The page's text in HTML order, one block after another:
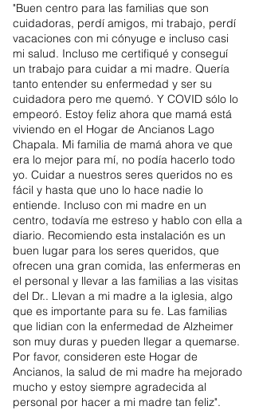
"Buen centro para las familias que son
cuidadoras, perdí amigos, mi trabajo, perdí
vacaciones con mi cónyuge e incluso casi
mi salud. Incluso me certifiqué y conseguí
un trabajo para cuidar a mi madre. Quería
tanto entender su enfermedad y ser su
cuidadora pero me quemó. Y COVID sólo lo
empeoró. Estoy feliz ahora que mamá está
viviendo en el Hogar de Ancianos Lago
Chapala. Mi familia de mamá ahora ve que
era lo mejor para mí, no podía hacerlo todo
yo. Cuidar a nuestros seres queridos no es
fácil y hasta que uno lo hace nadie lo
entiende. Incluso con mi madre en un
centro, todavía me estreso y hablo con ella a
diario. Recomiendo esta instalación es un
buen lugar para los seres queridos, que
ofrecen una gran comida, las enfermeras en
el personal y llevar a las familias a las visitas
del Dr.. Llevan a mi madre a la iglesia, algo
que es importante para su fe. Las familias
que lidian con la enfermedad de Alzheimer
son muy duras y pueden llegar a quemarse.
Por favor, consideren este Hogar de
Ancianos, la salud de mi madre ha mejorado
mucho y estoy siempre agradecida al
personal por hacer a mi madre tan feliz".